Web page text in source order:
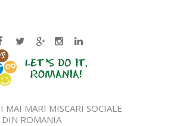
MAI MARI MISCARI SOCIALE
DIN ROMANIA